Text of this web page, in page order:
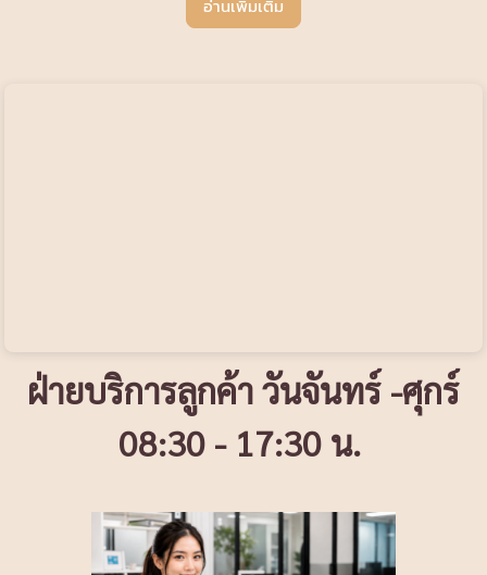
อ่านเพิ่มเติม
ฝ่ายบริการลูกค้า วันจันทร์ -ศุกร์
08:30 - 17:30 น.